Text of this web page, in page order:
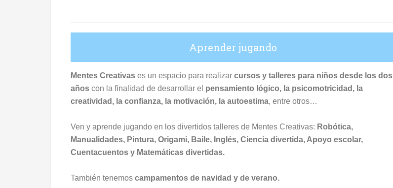
Aprender jugando
Mentes Creativas es un espacio para realizar cursos y talleres para niños desde los dos
años con la finalidad de desarrollar el pensamiento lógico, la psicomotricidad, la
creatividad, la confianza, la motivación, la autoestima, entre otros…
Ven y aprende jugando en los divertidos talleres de Mentes Creativas: Robótica,
Manualidades, Pintura, Origami, Baile, Inglés, Ciencia divertida, Apoyo escolar,
Cuentacuentos y Matemáticas divertidas.
También tenemos campamentos de navidad y de verano.